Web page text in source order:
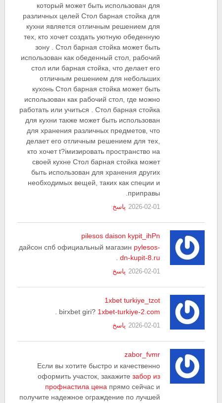
который может быть использован для
различных целей Стол барная стойка для
кухни является отличным решением для
тех, кто хочет создать уютную обеденную
зону . Стол барная стойка может быть
использован как обеденный стол, рабочий
стол или барная стойка, что делает его
отличным решением для небольших
кухонь Стол барная стойка может быть
использован как рабочий стол, где можно
работать или учиться . Стол барная стойка
для кухни также может быть использован
для хранения различных предметов, что
делает его отличным решением для тех,
кто хочет t?iмизировать пространство на
своей кухне Стол барная стойка может
быть использован для хранения других
необходимых вещей, таких как специи и
приправы.
2026-02-01 پاسخ
pilesos daison kypit_ihPn
дайсон спб официальный магазин pylesos-
dn-kupit-8.ru
.
2026-02-01 پاسخ
1xbet turkiye_tzot
birxbet giri? 1xbet-turkiye-2.com
.
2026-02-01 پاسخ
zabor_fvmr
Если вы хотите быстро и качественно
оформить участок, закажитезабор из
профнастила цена прямо сейчас и
получите надежное ограждение по лучшей